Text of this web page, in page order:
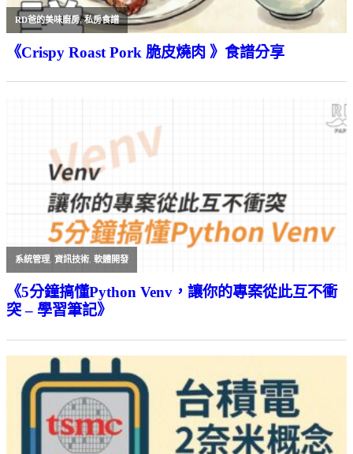
RD爸的美味廚房,私房食譜
《Crispy Roast Pork 脆皮燒肉 》食譜分享
系統管理,資訊技術,軟體開發
《5分鐘搞懂Python Venv，讓你的專案從此互不衝
突 – 學習筆記》